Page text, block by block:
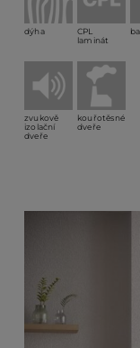
dýha
CPL
laminát
zvukově
izolační
dveře
kouřotěsné
dveře